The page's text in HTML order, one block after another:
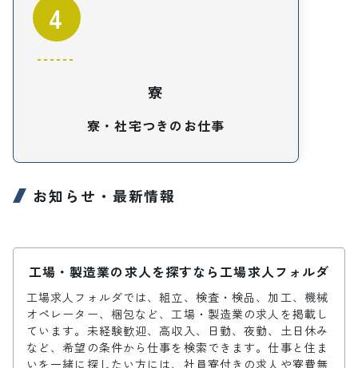
4
寮
寮・社宅つきのお仕事
お知らせ・最新情報
工場・製造業の求人を探すなら工場求人フォルダ
工場求人フォルダでは、組立、検査・検品、加工、機械
オペレーター、梱包など、工場・製造業の求人を掲載し
ています。未経験歓迎、高収入、日勤、夜勤、土日休み
など、希望の条件から仕事を検索できます。仕事と住ま
いを一緒に探したい方には、社員寮付きの求人や寮費無